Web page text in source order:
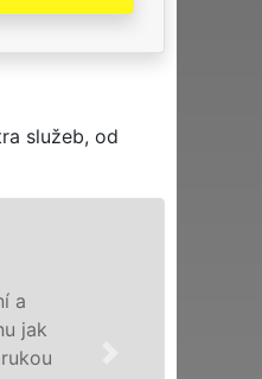
služeb, od